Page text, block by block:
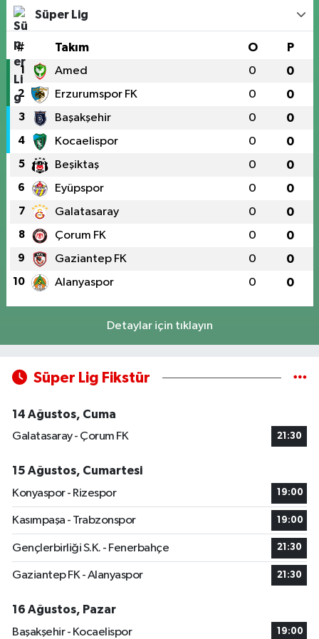
Süper Lig
# Takım O P
1 Amed 0 0
2 Erzurumspor FK 0 0
3 Başakşehir 0 0
4 Kocaelispor 0 0
5 Beşiktaş 0 0
6 Eyüpspor 0 0
7 Galatasaray 0 0
8 Çorum FK 0 0
9 Gaziantep FK 0 0
10 Alanyaspor 0 0
Detaylar için tıklayın
Süper Lig Fikstür
14 Ağustos, Cuma
Galatasaray - Çorum FK
21:30
15 Ağustos, Cumartesi
Konyaspor - Rizespor
19:00
Kasımpaşa - Trabzonspor 19:00
Gençlerbirliği S.K. - Fenerbahçe 21:30
Gaziantep FK - Alanyaspor 21:30
16 Ağustos, Pazar
Başakşehir - Kocaelispor
19:00